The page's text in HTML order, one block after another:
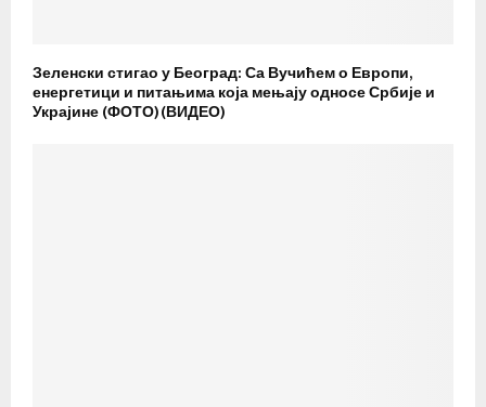
Зеленски стигао у Београд: Са Вучићем о Европи,
енергетици и питањима која мењају односе Србије и
Украјине (ФОТО)(ВИДЕО)